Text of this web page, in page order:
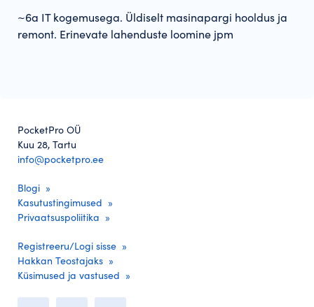
~6a IT kogemusega. Üldiselt masinapargi hooldus ja
remont. Erinevate lahenduste loomine jpm
PocketPro OÜ
Kuu 28, Tartu
info@pocketpro.ee
Blogi
Kasutustingimused
Privaatsuspoliitika
Registreeru/Logi sisse
Hakkan Teostajaks
Küsimused ja vastused